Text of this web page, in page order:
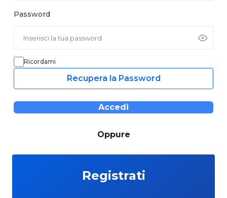
Password
Ricordami
Recupera la Password
Accedi
Oppure
Registrati